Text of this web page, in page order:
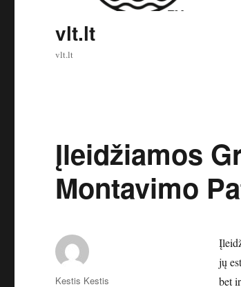
vlt.lt
vlt.lt
Įleidžiamos
Montavimo
jų
bet
Autorius
Kestis Kestis